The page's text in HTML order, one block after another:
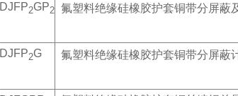
DJFP2GP2 氟塑料绝缘硅橡胶护套铜带分屏蔽
DJFP2G 氟塑料绝缘硅橡胶护套铜带分屏蔽